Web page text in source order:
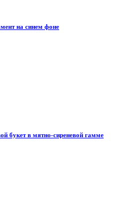
на синем фоне
букет в мятно-сиреневой гамме